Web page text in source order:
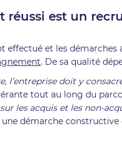
réussi est un
effectué et les
. De sa qualité
l’entreprise doit y
tout au long du
les acquis et les non-
une démarche